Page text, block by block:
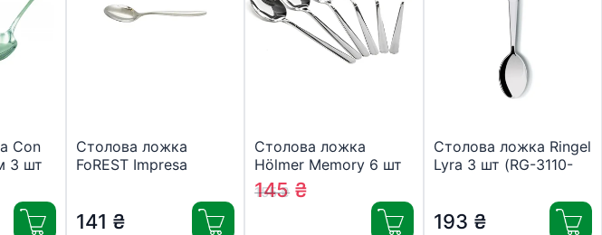
Con
3 шт
Столова ложка
FoREST Impresa
141 ₴
Столова ложка
Hölmer Memory 6 шт
(SS-011856-SS
Memory)
155₴
145 ₴
Столова ложка Ringel
Lyra 3 шт (RG-3110-
193 ₴